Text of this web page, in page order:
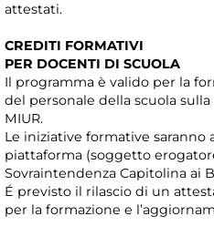
attestati.
CREDITI FORMATIVI
PER DOCENTI DI SCUOLA
Il programma è valido per la
del personale della scuola sulla
MIUR.
Le iniziative formative saranno
piattaforma (soggetto
Sovraintendenza Capitolina ai
É previsto il rilascio di un
per la formazione e